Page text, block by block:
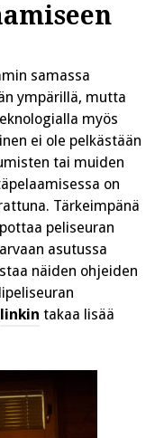
samassa
ympärillä, mutta
myös
ei ole pelkästään
tai muiden
on
Tärkeimpänä
peliseuran
asutussa
näiden ohjeiden
linkin takaa lisää